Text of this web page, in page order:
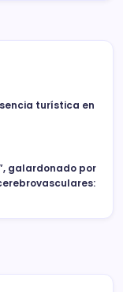
turística en
galardonado por